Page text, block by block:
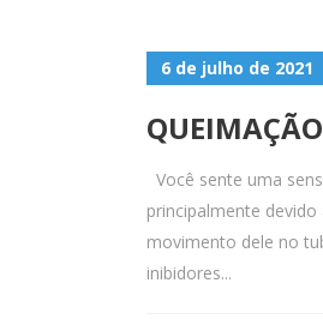
6 de julho de 2021
Você sente uma
principalmente
movimento dele no
inibidores...